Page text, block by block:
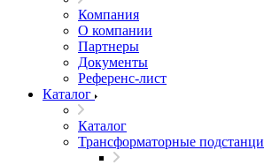
Компания
О компании
Партнеры
Документы
Референс-лист
Каталог
Каталог
Трансформаторные